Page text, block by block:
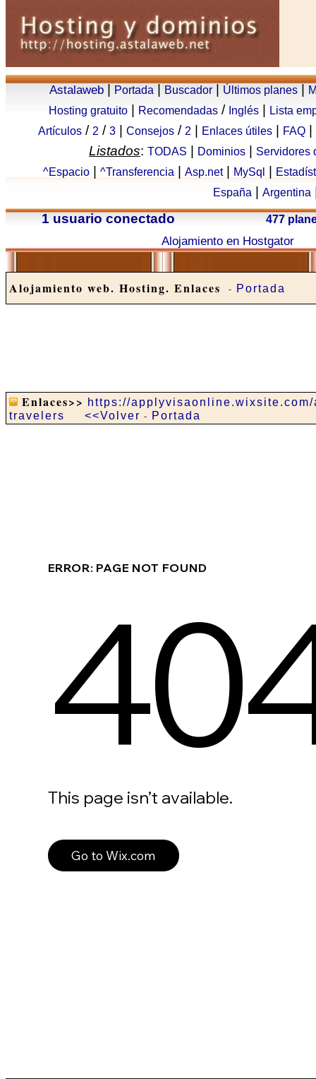
Astalaweb Portada Buscador Últimos planes
Hosting gratuito
Recomendadas / Inglés
Lista
Artículos / 2 / 3 Consejos / 2 Enlaces útiles FAQ
Listados: TODAS Dominios
Servidores
^Espacio
^Transferencia Asp.net| MySql
España
Argentina
1 usuario conectado
477
Alojamiento en Hostgator
Alojamiento web. Hosting. Enlaces - Portada
Enlaces>> https://
travelers
<<Volver - Portada